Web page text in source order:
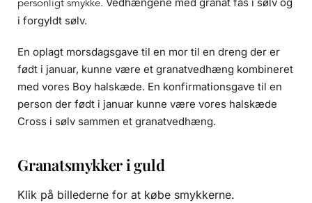
personligt smykke. Vedhængene med granat fås i sølv og
i forgyldt sølv.
En oplagt morsdagsgave til en mor til en dreng der er
født i januar, kunne være et granatvedhæng kombineret
med vores Boy halskæde. En konfirmationsgave til en
person der født i januar kunne være vores halskæde
Cross i sølv sammen et granatvedhæng.
Granatsmykker i guld
Klik på billederne for at købe smykkerne.